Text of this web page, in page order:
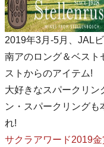
2019年3月-5月、JAL
南アのロング＆ベスト
ストからのアイテム!
大好きなスパークリン
ン・スパークリングも
れ!
サクラアワード2019金